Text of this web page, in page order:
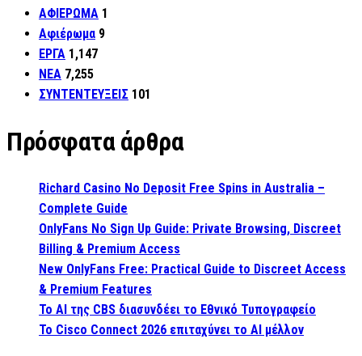
ΑΦΙΕΡΩΜΑ 1
Αφιέρωμα 9
ΕΡΓΑ 1,147
ΝΕΑ 7,255
ΣΥΝΤΕΝΤΕΥΞΕΙΣ 101
Πρόσφατα άρθρα
Richard Casino No Deposit Free Spins in Australia –
Complete Guide
OnlyFans No Sign Up Guide: Private Browsing, Discreet
Billing & Premium Access
New OnlyFans Free: Practical Guide to Discreet Access
& Premium Features
Το AI της CBS διασυνδέει το Εθνικό Τυπογραφείο
Το Cisco Connect 2026 επιταχύνει το AI μέλλον